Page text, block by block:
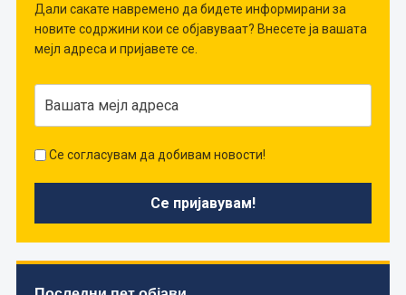
Дали сакате навремено да бидете информирани за
новите содржини кои се објавуваат? Внесете ја вашата
мејл адреса и пријавете се.
Се согласувам да добивам новости!